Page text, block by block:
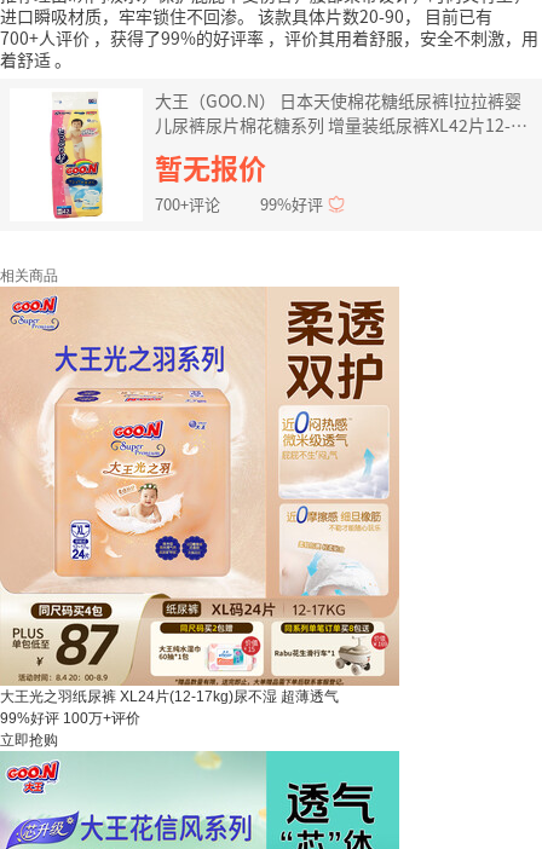
进口瞬吸材质，牢牢锁住不回渗。 该款具体片数20-90，
目前已有
700+人评价 ，获得了99%的好评率 ，评价其用着舒服，安全不刺激，用
着舒适。
大王（GOO.N） 日本天使棉花糖纸尿裤l拉拉裤婴
儿尿裤尿片棉花糖系列 增量装纸尿裤XL42片12-
20kg
暂无报价
700+评论 99%好评
相关商品
大王光之羽纸尿裤 XL24片(12-17kg)尿不湿 超薄透气
99%好评 100万+评价
立即抢购